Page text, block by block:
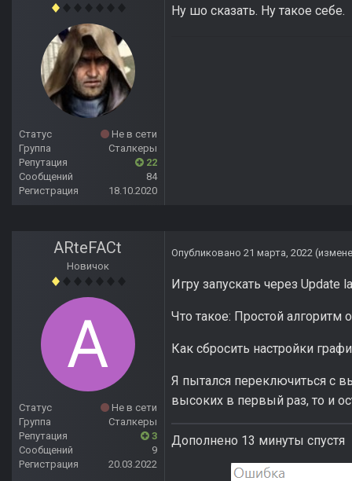
Статус
Не в сети
Группа
Сталкеры
Репутация
22
Сообщений
84
Регистрация
18.10.2020
Ну шо сказать. Ну такое себе.
ARteFACt
Новичок
Статус
Не в сети
Группа
Сталкеры
Репутация
3
Сообщений
9
Регистрация
20.03.2022
Опубликовано 21 марта, 2022
Игру запускать через Update
Что такое: Простой алгоритм
Как сбросить настройки
Я пытался переключиться с
высоких в первый раз, то и
Дополнено 13 минуты спустя